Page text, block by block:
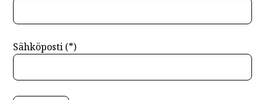
Sähköposti (*)